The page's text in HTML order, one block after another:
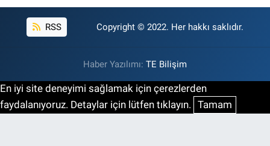
RSS Copyright © 2022. Her hakkı saklıdır.
Haber Yazılımı: TE Bilişim
En iyi site deneyimi sağlamak için çerezlerden
faydalanıyoruz. Detaylar için lütfen tıklayın. Tamam